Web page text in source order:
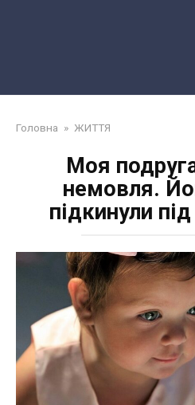
Головна » ЖИТТЯ
Моя
немовля.
підкинули